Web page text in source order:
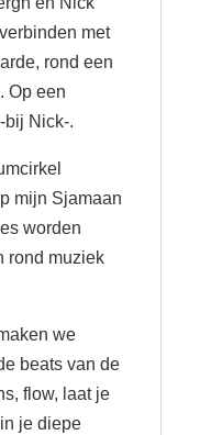
met
rond een
Op een
bij Nick-.
mijn Sjamaan
worden
rond muziek
we
beats van de
flow, laat je
je diepe